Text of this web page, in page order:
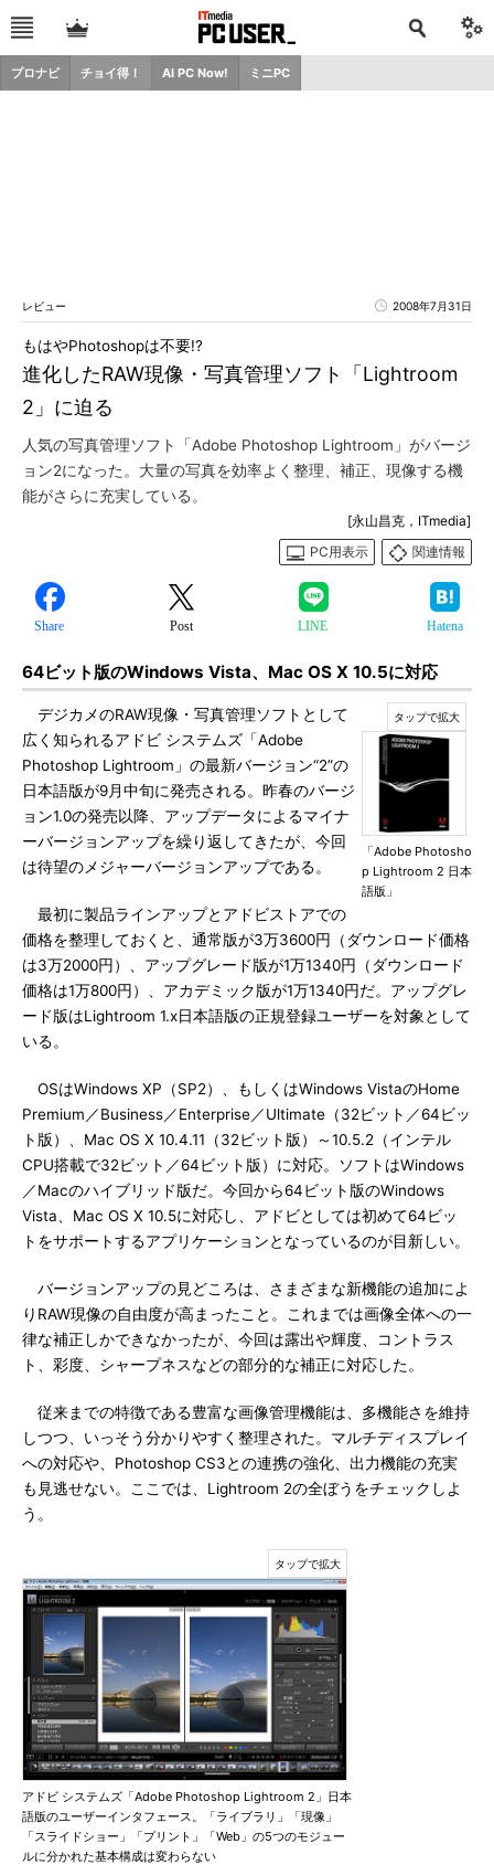
プロナビ チョイ得！ AI PC Now! ミニPC
レビュー 2008年7月31日
進化したRAW現像・写真管理ソフト「Lightroom
2」に迫る
もはやPhotoshopは不要!?
人気の写真管理ソフト「Adobe Photoshop Lightroom」がバージ
ョン2になった。大量の写真を効率よく整理、補正、現像する機
能がさらに充実している。
[永山昌克，ITmedia]
PC用表示
関連情報
Share Post LINE Hatena
64ビット版のWindows Vista、Mac OS X 10.5に対応
「Adobe Photosho
p Lightroom 2 日本
語版」
デジカメのRAW現像・写真管理ソフトとして
広く知られるアドビ システムズ「Adobe
Photoshop Lightroom」の最新バージョン“2”の
日本語版が9月中旬に発売される。昨春のバージ
ョン1.0の発売以降、アップデータによるマイナ
ーバージョンアップを繰り返してきたが、今回
は待望のメジャーバージョンアップである。
最初に製品ラインアップとアドビストアでの
価格を整理しておくと、通常版が3万3600円（ダウンロード価格
は3万2000円）、アップグレード版が1万1340円（ダウンロード
価格は1万800円）、アカデミック版が1万1340円だ。アップグレ
ード版はLightroom 1.x日本語版の正規登録ユーザーを対象として
いる。
OSはWindows XP（SP2）、もしくはWindows VistaのHome
Premium／Business／Enterprise／Ultimate（32ビット／64ビッ
ト版）、Mac OS X 10.4.11（32ビット版）～10.5.2（インテル
CPU搭載で32ビット／64ビット版）に対応。ソフトはWindows
／Macのハイブリッド版だ。今回から64ビット版のWindows
Vista、Mac OS X 10.5に対応し、アドビとしては初めて64ビッ
トをサポートするアプリケーションとなっているのが目新しい。
バージョンアップの見どころは、さまざまな新機能の追加によ
りRAW現像の自由度が高まったこと。これまでは画像全体への一
律な補正しかできなかったが、今回は露出や輝度、コントラス
ト、彩度、シャープネスなどの部分的な補正に対応した。
従来までの特徴である豊富な画像管理機能は、多機能さを維持
しつつ、いっそう分かりやすく整理された。マルチディスプレイ
への対応や、Photoshop CS3との連携の強化、出力機能の充実
も見逃せない。ここでは、Lightroom 2の全ぼうをチェックしよ
う。
アドビ システムズ「Adobe Photoshop Lightroom 2」日本
語版のユーザーインタフェース。「ライブラリ」「現像」
「スライドショー」「プリント」「Web」の5つのモジュー
ルに分かれた基本構成は変わらない